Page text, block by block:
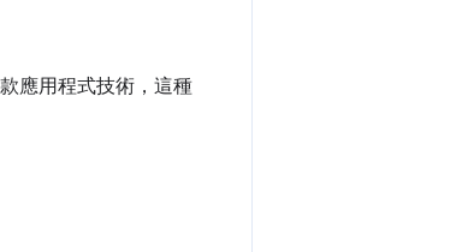
應用程式技術，這種